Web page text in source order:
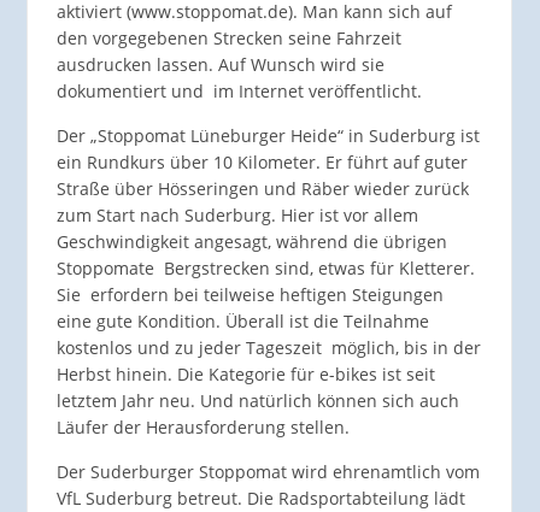
aktiviert (www.stoppomat.de). Man kann sich auf
den vorgegebenen Strecken seine Fahrzeit
ausdrucken lassen. Auf Wunsch wird sie
dokumentiert und im Internet veröffentlicht.
Der „Stoppomat Lüneburger Heide“ in Suderburg ist
ein Rundkurs über 10 Kilometer. Er führt auf guter
Straße über Hösseringen und Räber wieder zurück
zum Start nach Suderburg. Hier ist vor allem
Geschwindigkeit angesagt, während die übrigen
Stoppomate Bergstrecken sind, etwas für Kletterer.
Sie erfordern bei teilweise heftigen Steigungen
eine gute Kondition. Überall ist die Teilnahme
kostenlos und zu jeder Tageszeit möglich, bis in der
Herbst hinein. Die Kategorie für e-bikes ist seit
letztem Jahr neu. Und natürlich können sich auch
Läufer der Herausforderung stellen.
Der Suderburger Stoppomat wird ehrenamtlich vom
VfL Suderburg betreut. Die Radsportabteilung lädt